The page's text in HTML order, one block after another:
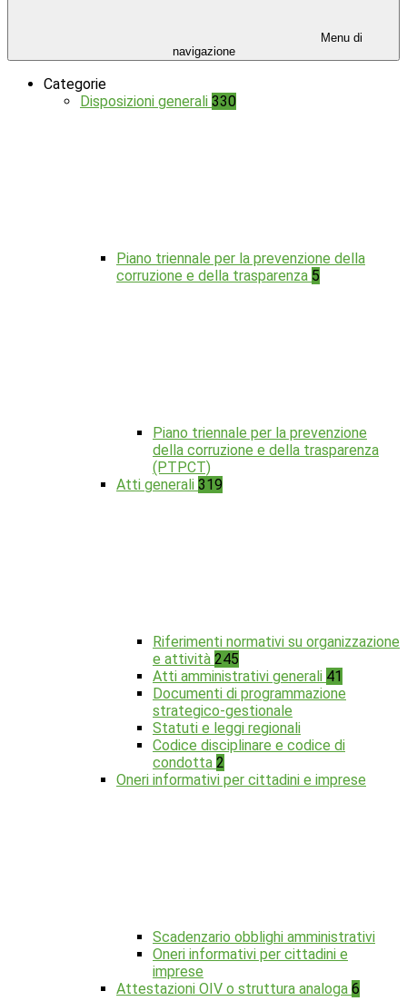
Menu di
navigazione
Categorie
Disposizioni generali 330
Piano triennale per la prevenzione della
corruzione e della trasparenza 5
Piano triennale per la prevenzione
della corruzione e della trasparenza
(PTPCT)
Atti generali 319
Riferimenti normativi su organizzazione
e attività 245
Atti amministrativi generali 41
Documenti di programmazione
strategico-gestionale
Statuti e leggi regionali
Codice disciplinare e codice di
condotta 2
Oneri informativi per cittadini e imprese
Scadenzario obblighi amministrativi
Oneri informativi per cittadini e
imprese
Attestazioni OIV o struttura analoga 6